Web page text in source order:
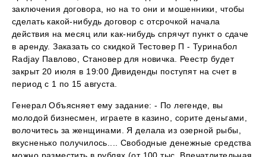
заключения договора, но на то они и мошенники, чтобы
сделать какой-нибудь договор с отсрочкой начала
действия на месяц или как-нибудь спрячут пункт о сдаче
в аренду. Заказать со скидкой Тестовер П - Туринабол
Radjay Павлово, Становер для новичка. Реестр будет
закрыт 20 июля в 19:00 Дивиденды поступят на счет в
период с 1 по 15 августа.
Генерал Объясняет ему задание: - По легенде, вы
молодой бизнесмен, играете в казино, сорите деньгами,
волочитесь за женщинами. Я делала из озерной рыбы,
вкусненько получилось.... Свободные денежные средства